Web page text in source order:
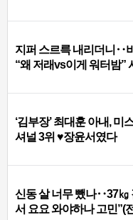
지퍼 스르륵 내리더니‥
“왜 저래vs이게 워터밤”
‘김부장’ 최대훈 아내, 미
셔널 3위 ♥장윤서였다
신동 살 너무 뺐나‥37㎏
서 요요 와야하나 고민”(